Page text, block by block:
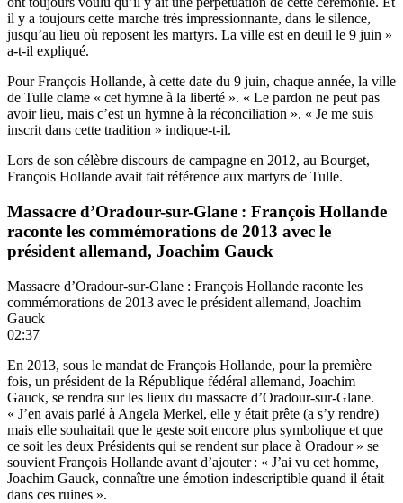
il y a toujours cette marche très impressionnante, dans le silence,
jusqu’au lieu où reposent les martyrs. La ville est en deuil le 9 juin »
a-t-il expliqué.
Pour François Hollande, à cette date du 9 juin, chaque année, la ville
de Tulle clame « cet hymne à la liberté ». « Le pardon ne peut pas
avoir lieu, mais c’est un hymne à la réconciliation ». « Je me suis
inscrit dans cette tradition » indique-t-il.
Lors de son célèbre discours de campagne en 2012, au Bourget,
François Hollande avait fait référence aux martyrs de Tulle.
Massacre d’Oradour-sur-Glane : François Hollande
raconte les commémorations de 2013 avec le
président allemand, Joachim Gauck
Massacre d’Oradour-sur-Glane : François Hollande raconte les
commémorations de 2013 avec le président allemand, Joachim
Gauck
02:37
En 2013, sous le mandat de François Hollande, pour la première
fois, un président de la République fédéral allemand, Joachim
Gauck, se rendra sur les lieux du massacre d’Oradour-sur-Glane.
« J’en avais parlé à Angela Merkel, elle y était prête (a s’y rendre)
mais elle souhaitait que le geste soit encore plus symbolique et que
ce soit les deux Présidents qui se rendent sur place à Oradour » se
souvient François Hollande avant d’ajouter : « J’ai vu cet homme,
Joachim Gauck, connaître une émotion indescriptible quand il était
dans ces ruines ».